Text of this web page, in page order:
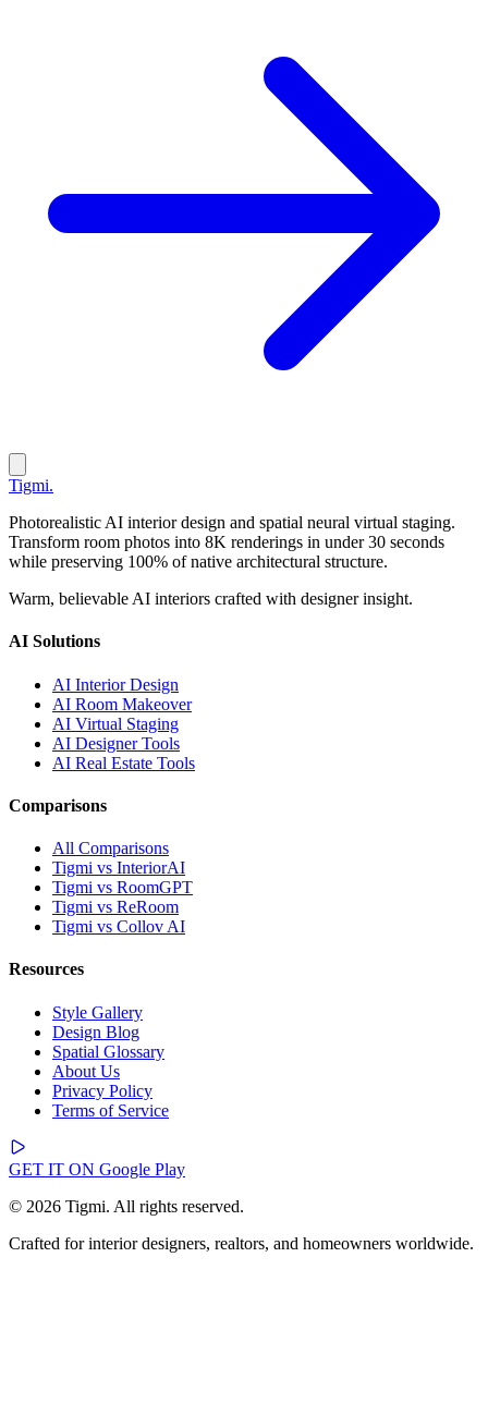
Tigmi.
Photorealistic AI interior design and spatial neural virtual staging.
Transform room photos into 8K renderings in under 30 seconds
while preserving 100% of native architectural structure.
Warm, believable AI interiors crafted with designer insight.
AI Solutions
AI Interior Design
AI Room Makeover
AI Virtual Staging
AI Designer Tools
AI Real Estate Tools
Comparisons
All Comparisons
Tigmi vs InteriorAI
Tigmi vs RoomGPT
Tigmi vs ReRoom
Tigmi vs Collov AI
Resources
Style Gallery
Design Blog
Spatial Glossary
About Us
Privacy Policy
Terms of Service
GET IT ON Google Play
© 2026 Tigmi. All rights reserved.
Crafted for interior designers, realtors, and homeowners worldwide.